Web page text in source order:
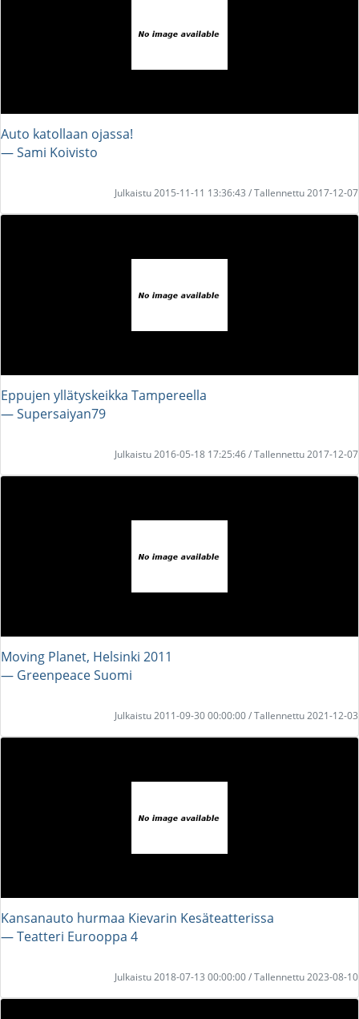
Auto katollaan ojassa!
― Sami Koivisto
Julkaistu 2015-11-11 13:36:43 / Tallennettu 2017-12-07
Eppujen yllätyskeikka Tampereella
― Supersaiyan79
Julkaistu 2016-05-18 17:25:46 / Tallennettu 2017-12-07
Moving Planet, Helsinki 2011
― Greenpeace Suomi
Julkaistu 2011-09-30 00:00:00 / Tallennettu 2021-12-03
Kansanauto hurmaa Kievarin Kesäteatterissa
― Teatteri Eurooppa 4
Julkaistu 2018-07-13 00:00:00 / Tallennettu 2023-08-10